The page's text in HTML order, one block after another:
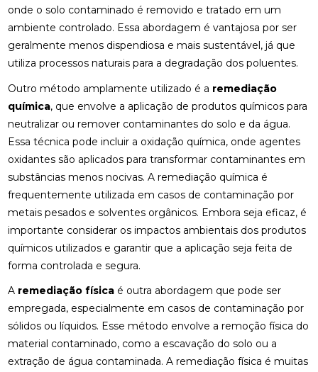
onde o solo contaminado é removido e tratado em um
ambiente controlado. Essa abordagem é vantajosa por ser
geralmente menos dispendiosa e mais sustentável, já que
utiliza processos naturais para a degradação dos poluentes.
Outro método amplamente utilizado é a remediação
química, que envolve a aplicação de produtos químicos para
neutralizar ou remover contaminantes do solo e da água.
Essa técnica pode incluir a oxidação química, onde agentes
oxidantes são aplicados para transformar contaminantes em
substâncias menos nocivas. A remediação química é
frequentemente utilizada em casos de contaminação por
metais pesados e solventes orgânicos. Embora seja eficaz, é
importante considerar os impactos ambientais dos produtos
químicos utilizados e garantir que a aplicação seja feita de
forma controlada e segura.
A remediação físicaé outra abordagem que pode ser
empregada, especialmente em casos de contaminação por
sólidos ou líquidos. Esse método envolve a remoção física do
material contaminado, como a escavação do solo ou a
extração de água contaminada. A remediação física é muitas